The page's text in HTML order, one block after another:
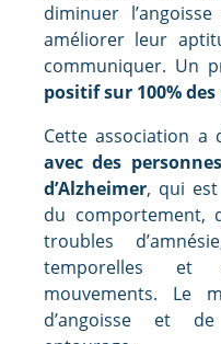
diminuer
améliorer leur
communiquer. Un
positif sur 100%
Cette association a
avec des
d’Alzheimer, qui est
du comportement,
troubles
temporelles et
mouvements. Le
d’angoisse et